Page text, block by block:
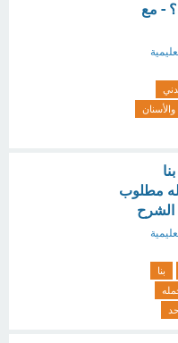
؟ - مع
والأسنان
مطلوب
الشرح
بنا